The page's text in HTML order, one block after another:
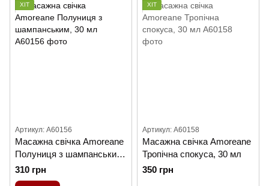
ХІТ
Артикул: A60156
Масажна свічка Amoreane
Полуниця з шампанським,
30 мл
310 грн
ХІТ
Артикул: A60158
Масажна свічка Amoreane
Тропічна спокуса, 30 мл
350 грн